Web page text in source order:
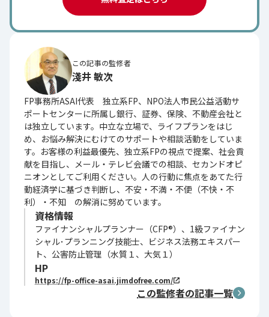
この記事の監修者
淺井 敏次
FP事務所ASAI代表 独立系FP、NPO法人市民公益活動サ
ポートセンターに所属し銀行、証券、保険、不動産会社と
は独立しています。中立な立場で、ライフプランをはじ
め、お悩み解決にむけてのサポートや相談活動をしていま
す。お客様の利益最優先、独立系FPの視点で提案、社会貢
献を目指し、メール・テレビ会議での相談、セカンドオピ
ニオンとしてご利用ください。人の行動に焦点をあてた行
動経済学に基づき判断し、不安・不満・不便（不快・不
利）・不知 の解消に努めています。
資格情報
ファイナンシャルプランナー（CFP®）、1級ファイナン
シャル･プランニング技能士、ビジネス法務エキスパー
ト、公害防止管理（水質１、大気１）
HP
https://fp-office-asai.jimdofree.com/
この監修者の記事一覧